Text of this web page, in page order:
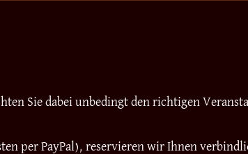
Sie dabei unbedingt den richtigen
per PayPal), reservieren wir Ihnen